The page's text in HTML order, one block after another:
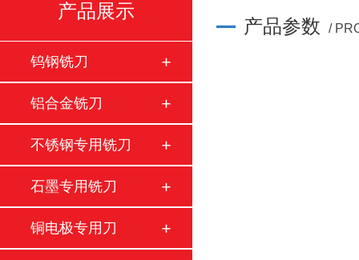
产品展示
钨钢铣刀
铝合金铣刀
不锈钢专用铣刀
石墨专用铣刀
铜电极专用刀
产品参数 /